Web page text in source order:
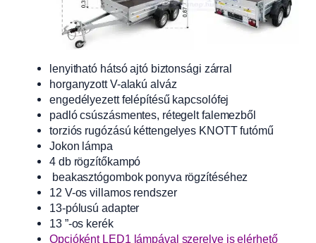
lenyitható hátsó ajtó biztonsági zárral
horganyzott V-alakú alváz
engedélyezett felépítésű kapcsolófej
padló csúszásmentes, rétegelt falemezből
torziós rugózású kéttengelyes KNOTT futómű
Jokon lámpa
4 db rögzítőkampó
beakasztógombok ponyva rögzítéséhez
12 V-os villamos rendszer
13-pólusú adapter
13 ”-os kerék
Opcióként LED1 lámpával szerelve is elérhető